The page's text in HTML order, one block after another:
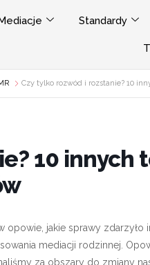
Standardy
Czy tylko rozwód i rozstanie? 10
10 innych
opowie, jakie sprawy zdarzyło
mediacji rodzinnej.
za obszary do zmiany